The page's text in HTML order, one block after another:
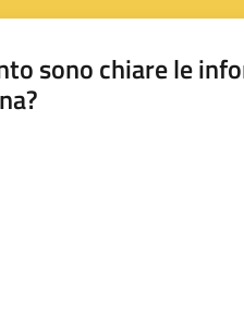
sono chiare le